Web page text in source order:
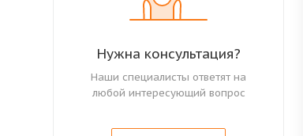
Нужна консультация?
Наши специалисты ответят на
любой интересующий вопрос